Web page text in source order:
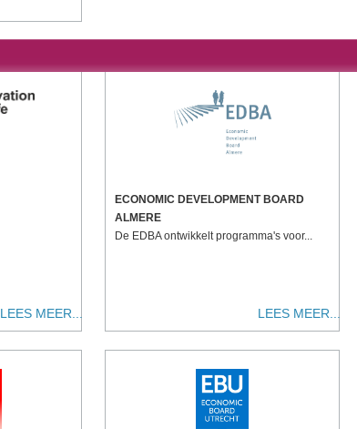
LEES MEER...
ECONOMIC DEVELOPMENT BOARD
ALMERE
De EDBA ontwikkelt programma's voor...
LEES MEER...